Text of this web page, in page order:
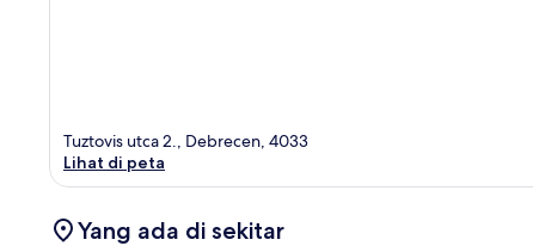
Tuztovis utca 2., Debrecen, 4033
Lihat di peta
Yang ada di sekitar